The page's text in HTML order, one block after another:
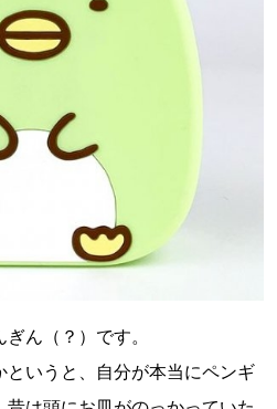
ん（？）です。
いうと、自分が本当にペンギ